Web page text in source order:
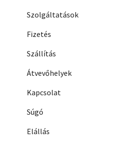
Szolgáltatások
Fizetés
Szállítás
Átvevőhelyek
Kapcsolat
Súgó
Elállás